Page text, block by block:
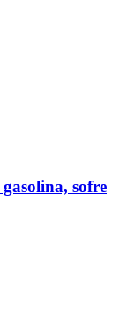
sofre